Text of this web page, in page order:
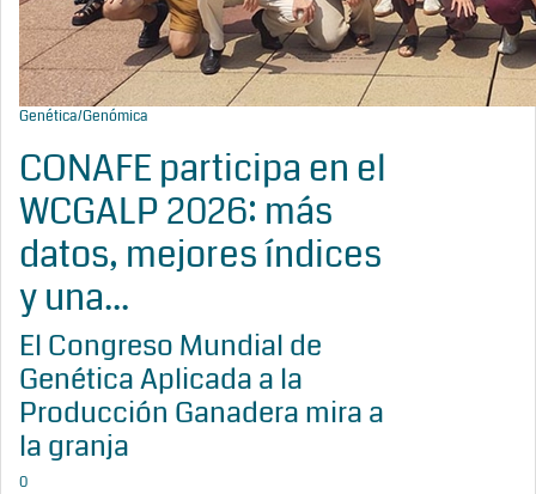
Genética/Genómica
CONAFE participa en el
WCGALP 2026: más
datos, mejores índices
y una...
El Congreso Mundial de
Genética Aplicada a la
Producción Ganadera mira a
la granja
0